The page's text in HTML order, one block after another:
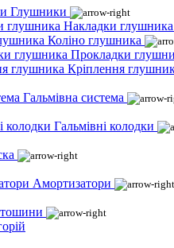
Глушники
Накладки глушника
Коліно глушника
Прокладки
Кріплення
Гальмівна система
Гальмівні колодки
Амортизатори